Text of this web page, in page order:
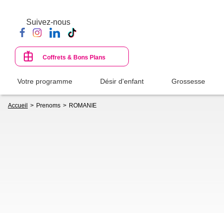
contenu
principal
Suivez-nous
Coffrets & Bons Plans
Votre programme Désir d'enfant Grossesse
d'Ariane
Accueil Prenoms ROMANIE